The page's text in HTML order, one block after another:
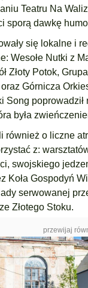
Teatru Na
sporą dawkę
się lokalne i
Wesołe Nutki z
Złoty Potok,
Górnicza
Song
była
również o liczne
z:
swojskiego
Koła Gospodyń
serwowanej
Złotego Stoku.
przewijaj